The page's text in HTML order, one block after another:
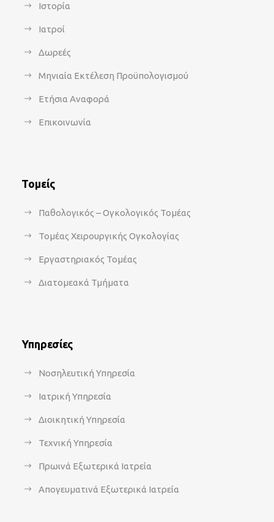
Ιστορία
Ιατροί
Δωρεές
Μηνιαία Εκτέλεση Προϋπολογισμού
Ετήσια Αναφορά
Επικοινωνία
Τομείς
Παθολογικός – Ογκολογικός Τομέας
Τομέας Χειρουργικής Ογκολογίας
Εργαστηριακός Τομέας
Διατομεακά Τμήματα
Υπηρεσίες
Νοσηλευτική Υπηρεσία
Ιατρική Υπηρεσία
Διοικητική Υπηρεσία
Τεχνική Υπηρεσία
Πρωινά Εξωτερικά Ιατρεία
Απογευματινά Εξωτερικά Ιατρεία